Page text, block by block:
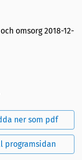
omsorg2018-12-
ner som pdf
programsidan